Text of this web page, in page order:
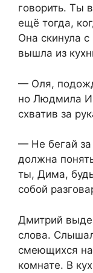
говорить. Ты
ещё тогда,
Она скинула
вышла из
— Оля,
но Людмила
схватив за
— Не бегай за
должна
ты, Дима,
собой
Дмитрий
слова.
смеющихся
комнате. В